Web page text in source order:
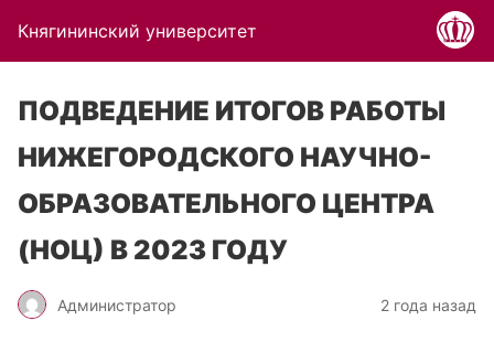
Княгининский университет
ПОДВЕДЕНИЕ ИТОГОВ РАБОТЫ
НИЖЕГОРОДСКОГО НАУЧНО-
ОБРАЗОВАТЕЛЬНОГО ЦЕНТРА
(НОЦ) В 2023 ГОДУ
Администратор 2 года назад